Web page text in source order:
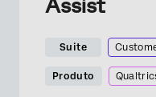
Assist
Suite
Produto